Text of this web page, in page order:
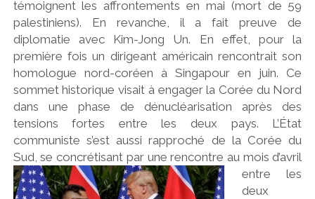
témoignent les affrontements en mai (mort de 59
palestiniens). En revanche, il a fait preuve de
diplomatie avec Kim-Jong Un. En effet, pour la
première fois un dirigeant américain rencontrait son
homologue nord-coréen à Singapour en juin. Ce
sommet historique visait à engager la Corée du Nord
dans une phase de dénucléarisation après des
tensions fortes entre les deux pays. L’État
communiste s’est aussi rapproché de la Corée du
Sud, se concrétisant par une rencontre au mois d’avril
entre les
deux